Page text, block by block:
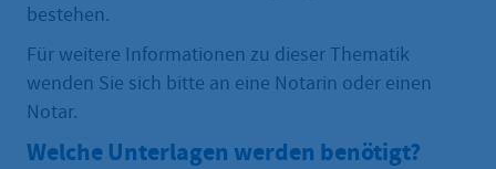
bestehen.
Für weitere Informationen zu dieser Thematik
wenden Sie sich bitte an eine Notarin oder einen
Notar.
Welche Unterlagen werden benötigt?